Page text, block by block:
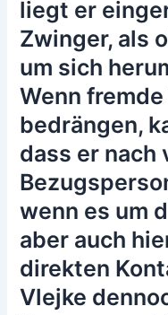
liegt er
Zwinger, als
um sich
Wenn
bedrängen,
dass er nach
wenn es um
aber auch
direkten
Vlejke